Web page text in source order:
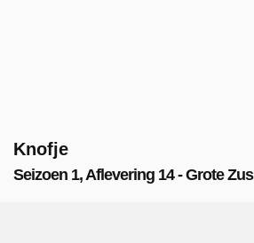
Knofje
Seizoen 1, Aflevering 14 - Grote Zus